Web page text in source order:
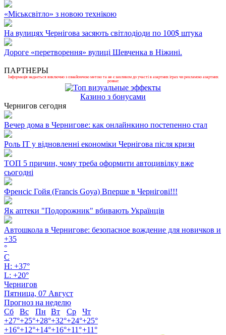
«Міськсвітло» з новою технікою
На вулицях Чернігова засяють світлодіоди по 100$ штука
Дороге «перетворення» вулиці Шевченка в Ніжині.
ПАРТНЕРЫ
Інформація надається виключно з ознайомчою метою та не є закликом до участі в азартних іграх чи рекламою азартних
розваг.
Казино з бонусами
Чернигов сегодня
Вечер дома в Чернигове: как онлайнкино постепенно стал
Роль ІТ у відновленні економіки Чернігова після кризи
ТОП 5 причин, чому треба оформити автоцивілку вже
сьогодні
Френсіс Гойя (Francis Goya) Вперше в Чернігові!!!
Як аптеки "Подорожник" вбивають Українців
Автошкола в Чернигове: безопасное вождение для новичков и
+35
°
C
H: +37°
L: +20°
Чернигов
Пятница, 07 Август
Прогноз на неделю
Сб
Вс Пн Вт Ср
Чт
+27°+25°+28°+32°+24°+25°
+16°+12°+14°+16°+11°+11°